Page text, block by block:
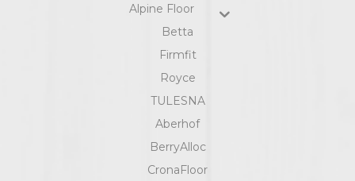
Alpine Floor
Betta
Firmfit
Royce
TULESNA
Aberhof
BerryAlloc
CronaFloor